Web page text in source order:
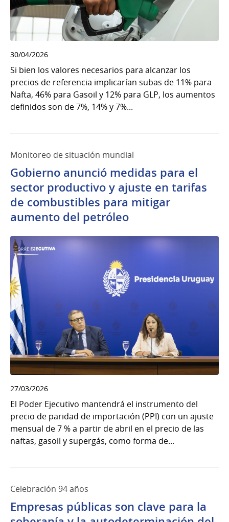
30/04/2026
Si bien los valores necesarios para alcanzar los
precios de referencia implicarían subas de 11% para
Nafta, 46% para Gasoil y 12% para GLP, los aumentos
definidos son de 7%, 14% y 7%...
Monitoreo de situación mundial
Gobierno anunció medidas para el
sector productivo y ajuste en tarifas
de combustibles para mitigar
aumento del petróleo
27/03/2026
El Poder Ejecutivo mantendrá el instrumento del
precio de paridad de importación (PPI) con un ajuste
mensual de 7 % a partir de abril en el precio de las
naftas, gasoil y supergás, como forma de...
Celebración 94 años
Empresas públicas son clave para la